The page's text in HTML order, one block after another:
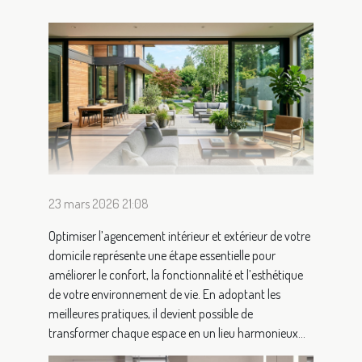
23 mars 2026 21:08
Optimiser l’agencement intérieur et extérieur de votre
domicile représente une étape essentielle pour
améliorer le confort, la fonctionnalité et l’esthétique
de votre environnement de vie. En adoptant les
meilleures pratiques, il devient possible de
transformer chaque espace en un lieu harmonieux...